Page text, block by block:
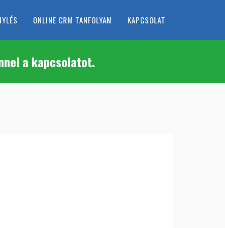
ONLINE CRM TANFOLYAM KAPCSOLAT
a kapcsolatot.